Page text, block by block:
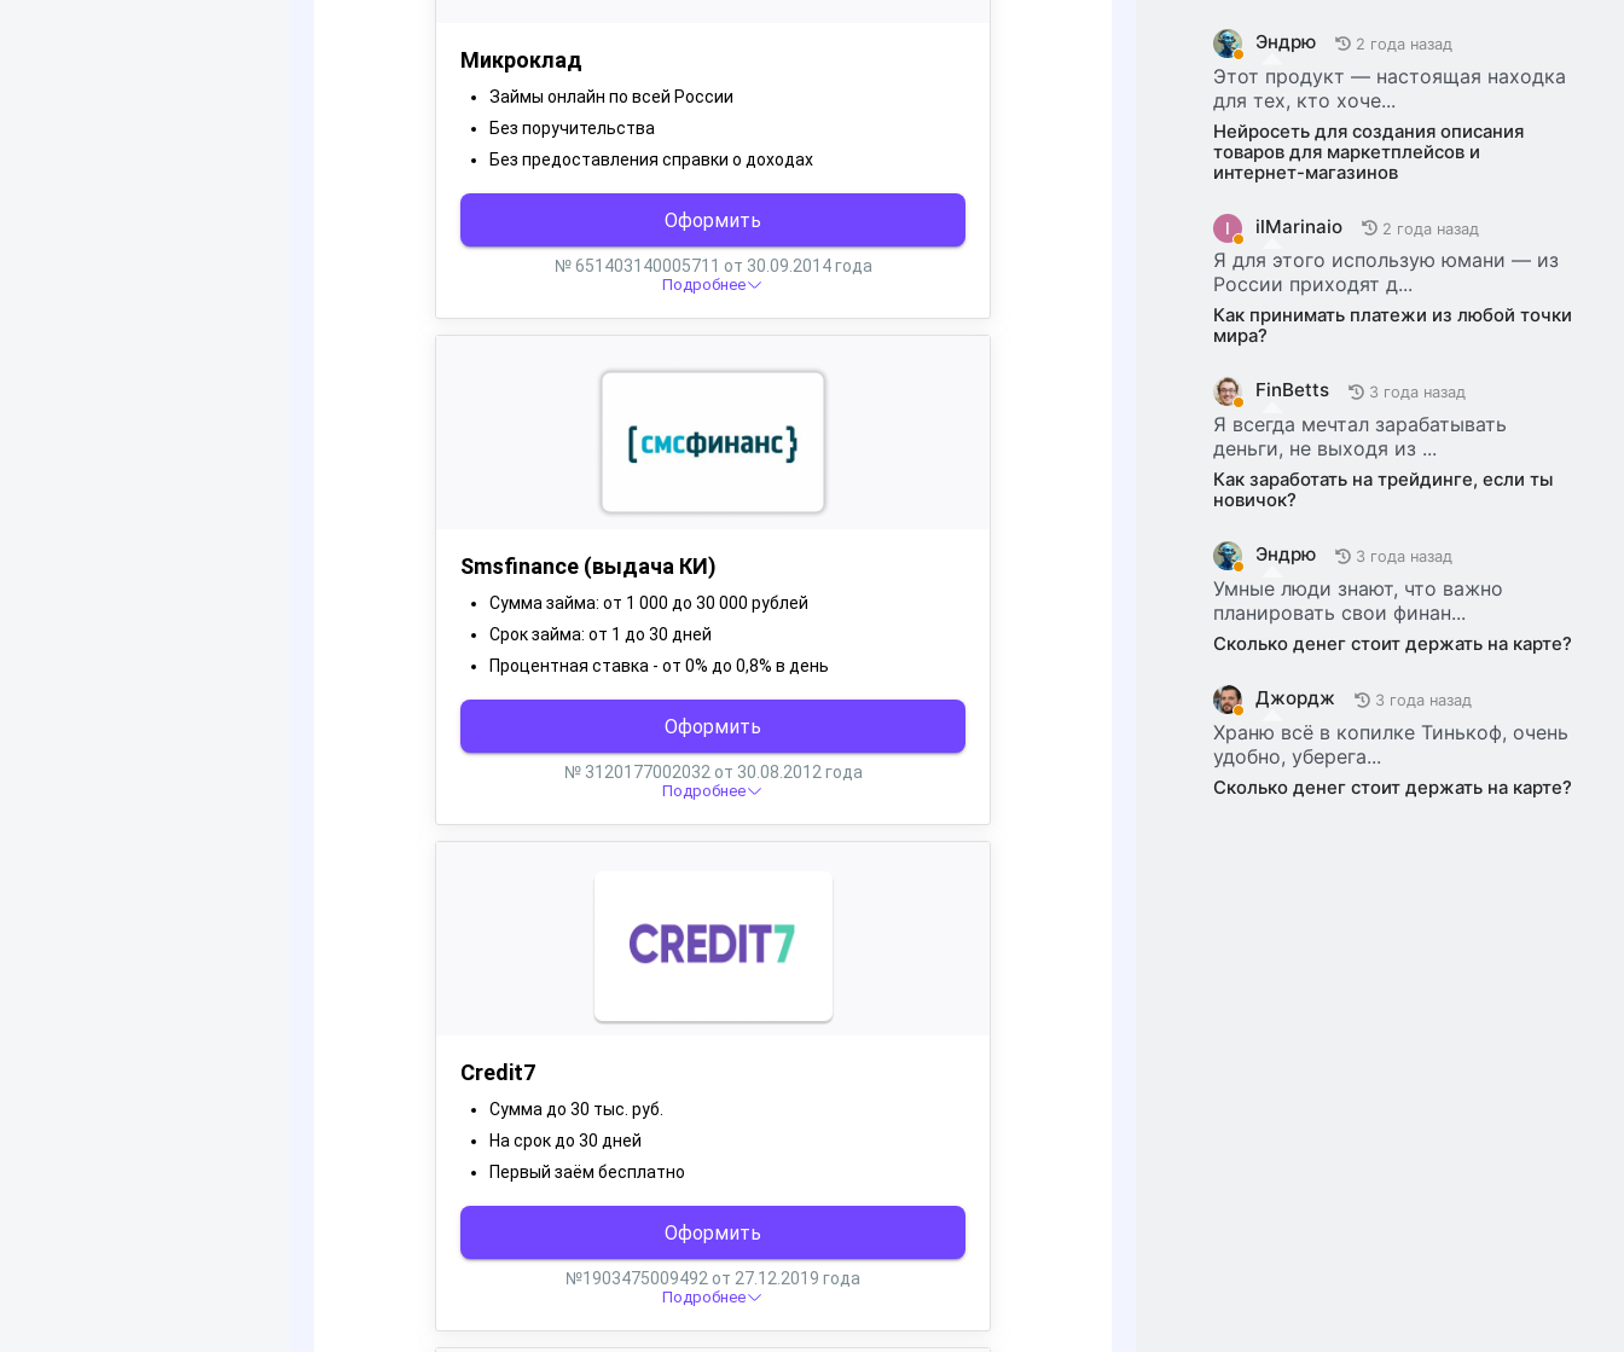
Эндрю 2 года назад
Этот продукт — настоящая находка
для тех, кто хоче...
Нейросеть для создания описания
товаров для маркетплейсов и
интернет-магазинов
I ilMarinaio 2 года назад
Я для этого использую юмани — из
России приходят д...
Как принимать платежи из любой точки
мира?
FinBetts 3 года назад
Я всегда мечтал зарабатывать
деньги, не выходя из ...
Как заработать на трейдинге, если ты
новичок?
Эндрю 3 года назад
Умные люди знают, что важно
планировать свои финан...
Сколько денег стоит держать на карте?
Джордж 3 года назад
Храню всё в копилке Тинькоф, очень
удобно, уберега...
Сколько денег стоит держать на карте?